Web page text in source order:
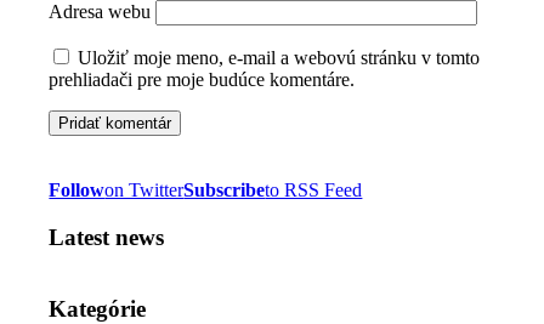
Adresa webu
Uložiť moje meno, e-mail a webovú stránku v tomto
prehliadači pre moje budúce komentáre.
Followon TwitterSubscribeto RSS Feed
Latest news
Kategórie